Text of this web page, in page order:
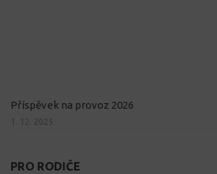
Příspěvek na provoz 2026
1. 12. 2025
PRO RODIČE